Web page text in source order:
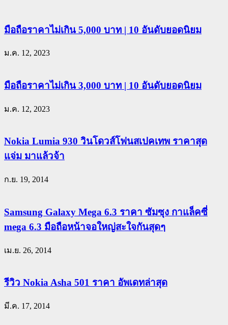
มือถือราคาไม่เกิน 5,000 บาท | 10 อันดับยอดนิยม
ม.ค. 12, 2023
มือถือราคาไม่เกิน 3,000 บาท | 10 อันดับยอดนิยม
ม.ค. 12, 2023
Nokia Lumia 930 วินโดวส์โฟนสเปคเทพ ราคาสุด
แจ่ม มาแล้วจ้า
ก.ย. 19, 2014
Samsung Galaxy Mega 6.3 ราคา ซัมซุง กาแล็คซี่
mega 6.3 มือถือหน้าจอใหญ่สะใจกันสุดๆ
เม.ย. 26, 2014
รีวิว Nokia Asha 501 ราคา อัพเดทล่าสุด
มี.ค. 17, 2014